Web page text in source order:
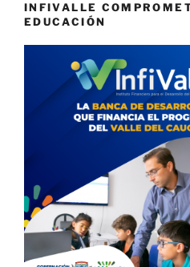
INFIVALLE
EDUCACIÓN